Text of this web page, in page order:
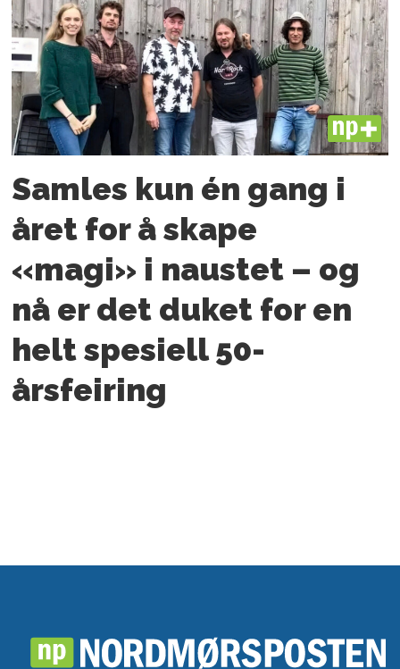
PLUS
Samles kun én gang i
året for å skape
«magi» i naustet – og
nå er det duket for en
helt spesiell 50-
årsfeiring